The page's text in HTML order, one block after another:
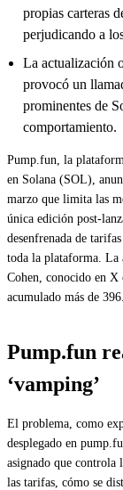
propias carteras
perjudicando a
La actualización
provocó un
prominentes de
comportamiento.
Pump.fun, la
en Solana (SOL),
marzo que limita las
única edición post-
desenfrenada de
toda la plataforma. La
Cohen, conocido en X
acumulado más de
Pump.fun
‘vamping’
El problema, como
desplegado en
asignado que controla
las tarifas, cómo se